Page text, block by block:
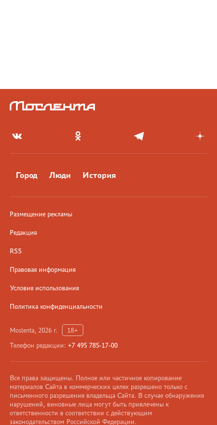
Город Люди История
Размещение рекламы
Редакция
RSS
Правовая информация
Условия использования
Политика конфиденциальности
Moslenta, 2026 г.
18+
Телефон редакции: +7 495 785-17-00
Все права защищены. Полное или частичное копирование
материалов Сайта в коммерческих целях разрешено только с
письменного разрешения владельца Сайта. В случае обнаружения
нарушений, виновные лица могут быть привлечены к
ответственности в соответствии с действующим
законодательством Российской Федерации.